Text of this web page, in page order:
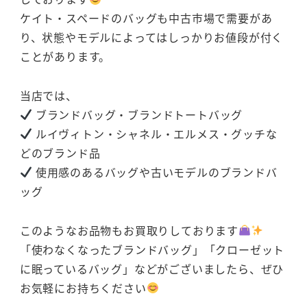
ケイト・スペードのバッグも中古市場で需要があ
り、状態やモデルによってはしっかりお値段が付く
ことがあります。
当店では、
ブランドバッグ・ブランドトートバッグ
ルイヴィトン・シャネル・エルメス・グッチな
どのブランド品
使用感のあるバッグや古いモデルのブランドバ
ッグ
このようなお品物もお買取りしております
「使わなくなったブランドバッグ」「クローゼット
に眠っているバッグ」などがございましたら、ぜひ
お気軽にお持ちください